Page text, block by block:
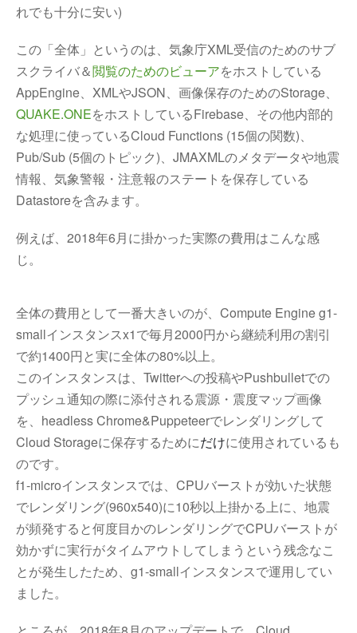
れでも十分に安い)
この「全体」というのは、気象庁XML受信のためのサブ
スクライバ＆閲覧のためのビューアをホストしている
AppEngine、XMLやJSON、画像保存のためのStorage、
QUAKE.ONEをホストしているFirebase、その他内部的
な処理に使っているCloud Functions (15個の関数)、
Pub/Sub (5個のトピック)、JMAXMLのメタデータや地震
情報、気象警報・注意報のステートを保存している
Datastoreを含みます。
例えば、2018年6月に掛かった実際の費用はこんな感
じ。
全体の費用として一番大きいのが、Compute Engine g1-
smallインスタンスx1で毎月2000円から継続利用の割引
で約1400円と実に全体の80%以上。
このインスタンスは、Twitterへの投稿やPushbulletでの
プッシュ通知の際に添付される震源・震度マップ画像
を、headless Chrome&Puppeteerでレンダリングして
Cloud Storageに保存するためにだけに使用されているも
のです。
f1-microインスタンスでは、CPUバーストが効いた状態
でレンダリング(960x540)に10秒以上掛かる上に、地震
が頻発すると何度目かのレンダリングでCPUバーストが
効かずに実行がタイムアウトしてしまうという残念なこ
とが発生したため、g1-smallインスタンスで運用してい
ました。